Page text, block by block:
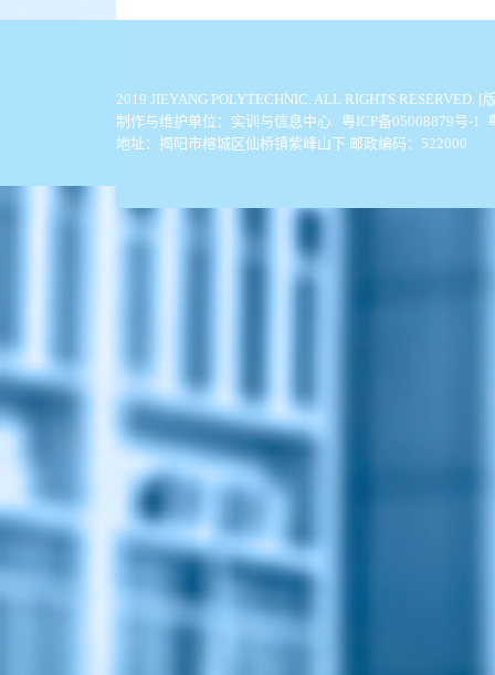
2019 JIEYANG POLYTECHNIC. ALL
制作与维护单位：实训与信息中心 粤ICP备05008879号-1
地址：揭阳市榕城区仙桥镇紫峰山下 邮政编码：522000